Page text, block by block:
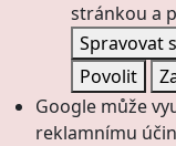
stránkou a
Spravovat
Povolit
Google může
reklamnímu